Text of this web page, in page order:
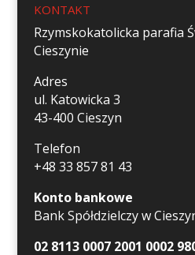
KONTAKT
Rzymskokatolicka parafia
Cieszynie
Adres
ul. Katowicka 3
43-400 Cieszyn
Telefon
+48 33 857 81 43
Konto bankowe
Bank Spółdzielczy w
02 8113 0007 2001 0002